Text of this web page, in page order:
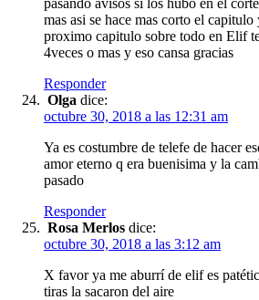
mas asi se hace mas corto el
proximo capitulo sobre todo en Elif
4veces o mas y eso cansa gracias
Responder
Olga dice:
octubre 30, 2018 a las 12:31 am
Ya es costumbre de telefe de hacer
amor eterno q era buenisima y la
pasado
Responder
Rosa Merlos dice:
octubre 30, 2018 a las 3:12 am
X favor ya me aburrí de elif es
tiras la sacaron del aire